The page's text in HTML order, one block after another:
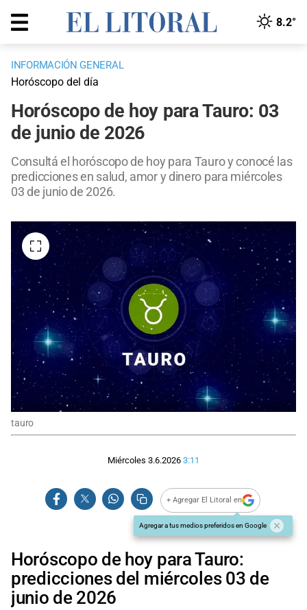
8.2°
INFORMACIÓN GENERAL
Horóscopo del día
Horóscopo de hoy para Tauro: 03
de junio de 2026
Consultá el horóscopo de hoy para Tauro y conocé las
predicciones en salud, amor y dinero para miércoles
03 de junio de 2026.
tauro
Miércoles 3.6.2026 3:11
+ Agregar El Litoral en
Agregar a tus medios preferidos en Google
Horóscopo de hoy para Tauro:
predicciones del miércoles 03 de
junio de 2026